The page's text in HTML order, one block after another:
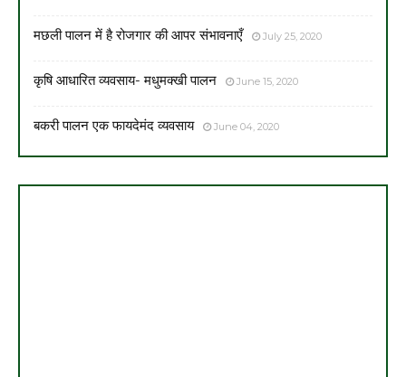
मछली पालन में है रोजगार की आपर संभावनाएँ July 25, 2020
कृषि आधारित व्यवसाय- मधुमक्खी पालन June 15, 2020
बकरी पालन एक फायदेमंद व्यवसाय June 04, 2020